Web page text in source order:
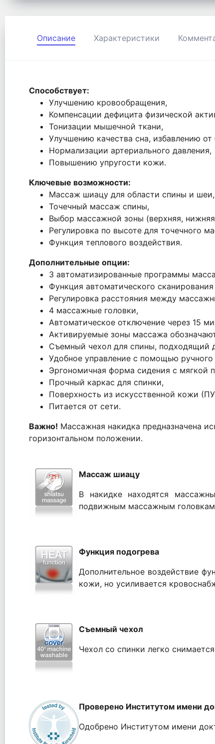
Описание Характеристики
Способствует:
Улучшению кровообращения,
Компенсации дефицита физической
Тонизации мышечной ткани,
Улучшению качества сна, избавлению от
Нормализации артериального давления,
Повышению упругости кожи.
Ключевые возможности:
Массаж шиацу для области спины и шеи,
Точечный массаж спины,
Выбор массажной зоны (верхняя,
Регулировка по высоте для точечного
Функция теплового воздействия.
Дополнительные опции:
3 автоматизированные программы
Функция автоматического сканирования
Регулировка расстояния между
4 массажные головки,
Автоматическое отключение через 15
Активируемые зоны массажа
Съемный чехол для спины, подходящий
Удобное управление с помощью ручного
Эргономичная форма сидения с мягкой
Прочный каркас для спинки,
Поверхность из искусственной кожи
Питается от сети.
Важно! Массажная накидка предназначена
горизонтальном положении.
Массаж шиацу
В накидке находятся
подвижным массажным
Функция подогрева
Дополнительное воздействие
кожи, но усиливается
Съемный чехол
Чехол со спинки легко
Проверено Институтом имени
Одобрено Институтом имени